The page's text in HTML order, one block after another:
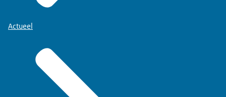
Actueel